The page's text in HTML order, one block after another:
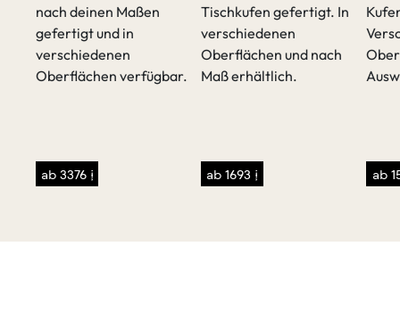
nach deinen Maßen
gefertigt und in
verschiedenen
Oberflächen verfügbar.
ab 3376 €
Tischkufen gefertigt. In
verschiedenen
Oberflächen und nach
Maß erhältlich.
ab 1693 € ab